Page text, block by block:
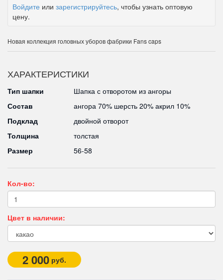
Войдите или зарегистрируйтесь, чтобы узнать оптовую
цену.
Новая коллекция головных уборов фабрики Fans caps
ХАРАКТЕРИСТИКИ
Тип шапки
Шапка с отворотом из ангоры
Состав
ангора 70% шерсть 20% акрил 10%
Подклад
двойной отворот
Толщина
толстая
Размер
56-58
Кол-во:
Цвет в наличии:
2 000 руб.